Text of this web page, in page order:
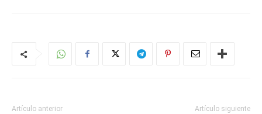
Artículo anterior Artículo siguiente